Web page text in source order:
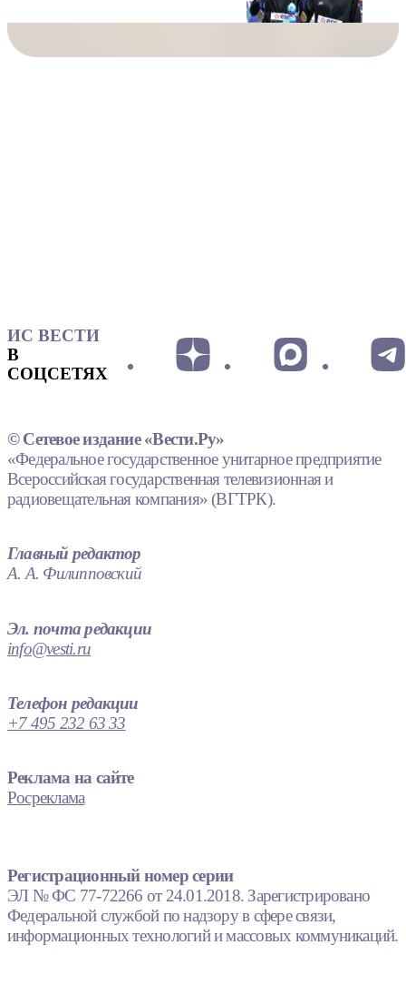
ИС ВЕСТИ
В
СОЦСЕТЯХ
© Сетевое издание «Вести.Ру»
«Федеральное государственное унитарное предприятие
Всероссийская государственная телевизионная и
радиовещательная компания» (ВГТРК).
Главный редактор
А. А. Филипповский
Эл. почта редакции
info@vesti.ru
Телефон редакции
+7 495 232 63 33
Реклама на сайте
Росреклама
Регистрационный номер серии
ЭЛ № ФС 77-72266 от 24.01.2018. Зарегистрировано
Федеральной службой по надзору в сфере связи,
информационных технологий и массовых коммуникаций.